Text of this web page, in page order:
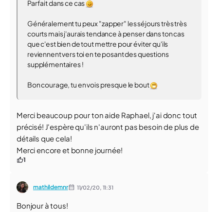
Parfait dans ce cas
Généralement tu peux "zapper" les séjours très très
courts mais j'aurais tendance à penser dans ton cas
que c'est bien de tout mettre pour éviter qu'ils
reviennent vers toi en te posant des questions
supplémentaires !
Bon courage, tu en vois presque le bout
Merci beaucoup pour ton aide Raphael, j'ai donc tout
précisé! J'espère qu'ils n'auront pas besoin de plus de
détails que cela!
Merci encore et bonne journée!
1
mathildemnr 11/02/20, 11:31
Bonjour à tous!